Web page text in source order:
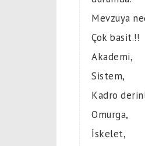
Mevzuya
Çok basit.!!
Akademi,
Sistem,
Kadro
Omurga,
İskelet,